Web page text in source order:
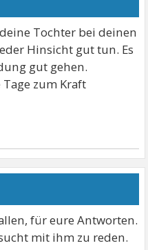
Tochter bei deinen
Hinsicht gut tun. Es
gut gehen.
zum Kraft
für eure Antworten.
mit ihm zu reden.